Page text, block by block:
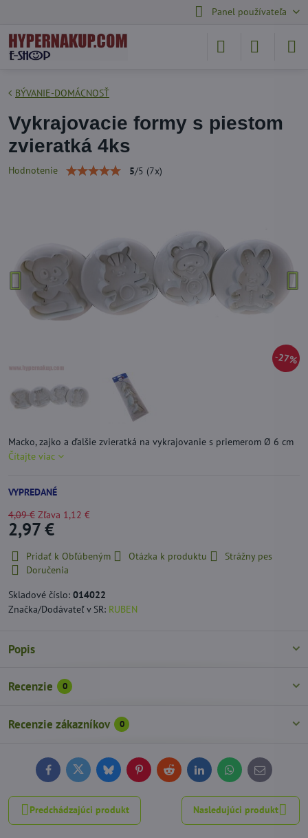
Panel používateľa
27%
BÝVANIE-DOMÁCNOSŤ
Vykrajovacie formy s piestom
zvieratká 4ks
Hodnotenie 5/5 (7x)
Macko, zajko a ďalšie zvieratká na vykrajovanie s priemerom Ø 6 cm
Čítajte viac
VYPREDANÉ
4,09 € Zľava 1,12 €
2,97 €
Pridať k Obľúbeným Otázka k produktu
Strážny pes
Doručenia
Skladové číslo: 014022
Značka/Dodávateľ v SR: RUBEN
Popis
Recenzie 0
Recenzie zákazníkov 0
FacebookTwitterBlueskyPinterestReddit LinkedInWhatsApp
E-
mail
Predchádzajúci produkt Nasledujúci produkt